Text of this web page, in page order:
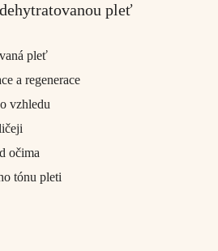
pleť
pleť
a regenerace
vzhledu
očima
tónu pleti